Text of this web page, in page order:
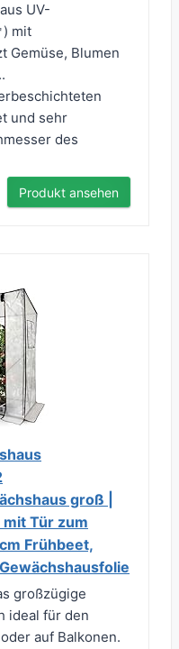
UV-
) mit
Gemüse, Blumen
und sehr
des
Produkt ansehen
groß |
Tür zum
Frühbeet,
großzügige
ideal für den
auf Balkonen.